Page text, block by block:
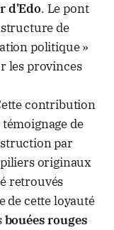
d'Edo. Le pont
de
politique »
les provinces
contribution
de
par
originaux
retrouvés
de cette loyauté
bouées rouges